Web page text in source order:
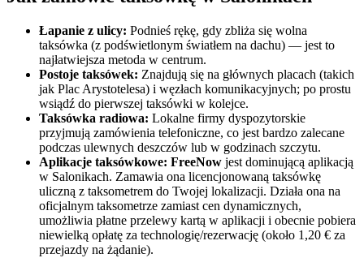
Łapanie z ulicy: Podnieś rękę, gdy zbliża się wolna
taksówka (z podświetlonym światłem na dachu) — jest to
najłatwiejsza metoda w centrum.
Postoje taksówek: Znajdują się na głównych placach (takich
jak Plac Arystotelesa) i węzłach komunikacyjnych; po prostu
wsiądź do pierwszej taksówki w kolejce.
Taksówka radiowa: Lokalne firmy dyspozytorskie
przyjmują zamówienia telefoniczne, co jest bardzo zalecane
podczas ulewnych deszczów lub w godzinach szczytu.
Aplikacje taksówkowe: FreeNow jest dominującą aplikacją
w Salonikach. Zamawia ona licencjonowaną taksówkę
uliczną z taksometrem do Twojej lokalizacji. Działa ona na
oficjalnym taksometrze zamiast cen dynamicznych,
umożliwia płatne przelewy kartą w aplikacji i obecnie pobiera
niewielką opłatę za technologię/rezerwację (około 1,20 € za
przejazdy na żądanie).